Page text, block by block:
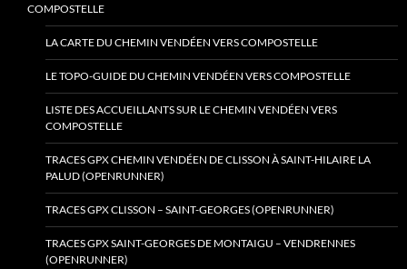
COMPOSTELLE
LA CARTE DU CHEMIN VENDÉEN VERS COMPOSTELLE
LE TOPO-GUIDE DU CHEMIN VENDÉEN VERS COMPOSTELLE
LISTE DES ACCUEILLANTS SUR LE CHEMIN VENDÉEN VERS
COMPOSTELLE
TRACES GPX CHEMIN VENDÉEN DE CLISSON À SAINT-HILAIRE LA
PALUD (OPENRUNNER)
TRACES GPX CLISSON – SAINT-GEORGES (OPENRUNNER)
TRACES GPX SAINT-GEORGES DE MONTAIGU – VENDRENNES
(OPENRUNNER)